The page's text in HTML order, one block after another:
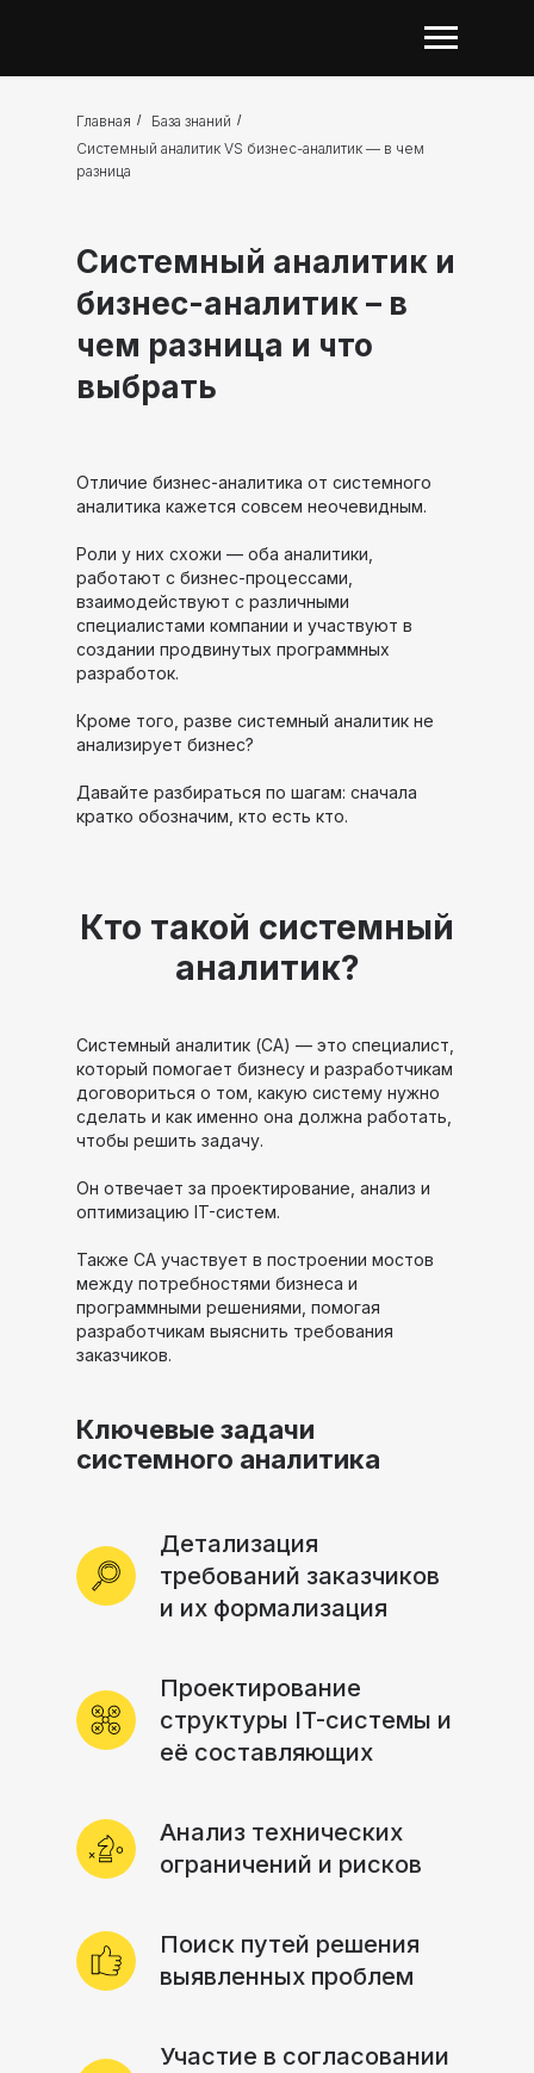
Главная / База знаний /
Системный аналитик VS бизнес-аналитик — в чем
разница
Системный аналитик и
бизнес-аналитик – в
чем разница и что
выбрать
Отличие бизнес-аналитика от системного
аналитика кажется совсем неочевидным.
Роли у них схожи — оба аналитики,
работают с бизнес-процессами,
взаимодействуют с различными
специалистами компании и участвуют в
создании продвинутых программных
разработок.
Кроме того, разве системный аналитик не
анализирует бизнес?
Давайте разбираться по шагам: сначала
кратко обозначим, кто есть кто.
Кто такой системный
аналитик?
Системный аналитик (СА) — это специалист,
который помогает бизнесу и разработчикам
договориться о том, какую систему нужно
сделать и как именно она должна работать,
чтобы решить задачу.
Он отвечает за проектирование, анализ и
оптимизацию IT-систем.
Также СА участвует в построении мостов
между потребностями бизнеса и
программными решениями, помогая
разработчикам выяснить требования
заказчиков.
Ключевые задачи
системного аналитика
Детализация
требований заказчиков
и их формализация
Проектирование
структуры IT-системы и
её составляющих
Анализ технических
ограничений и рисков
Поиск путей решения
выявленных проблем
Участие в согласовании